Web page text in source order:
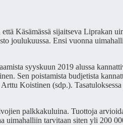
Käsämässä sijaitseva Liprakan
joulukuussa. Ensi vuonna
syyskuun 2019 alussa
Sen poistamista budjetista
Koistinen (sdp.).
palkkakuluina. Tuottoja
uimahalliin tarvitaan siten yli 200